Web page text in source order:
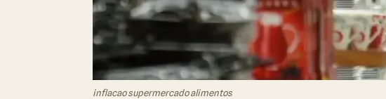
inflacao supermercado alimentos